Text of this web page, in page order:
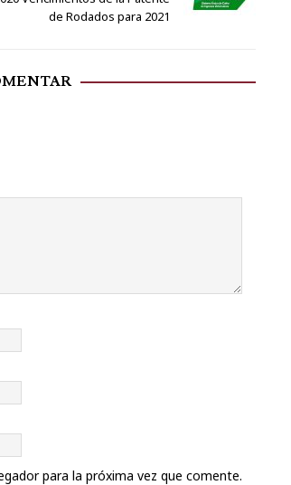
de Rodados para 2021
para la próxima vez que comente.